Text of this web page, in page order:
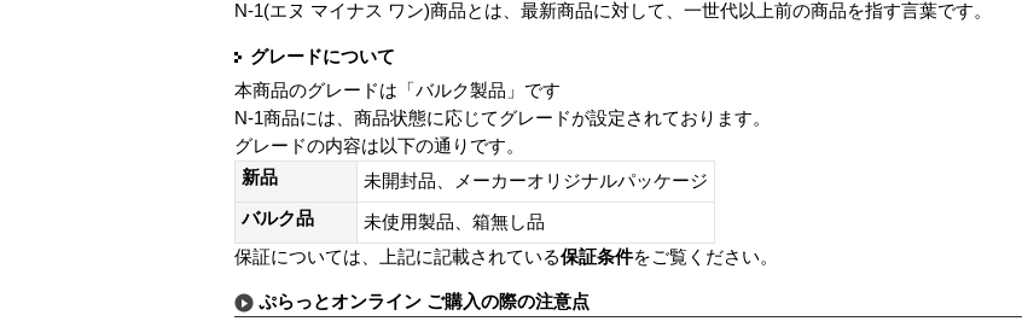
N-1(エヌ マイナス ワン)商品とは、最新商品に対して、一世代以上前の商品を指す言葉です。
グレードについて
本商品のグレードは「バルク製品」です
N-1商品には、商品状態に応じてグレードが設定されております。
グレードの内容は以下の通りです。
新品
未開封品、メーカーオリジナルパッケージ
バルク品
未使用製品、箱無し品
保証については、上記に記載されている保証条件をご覧ください。
ぷらっとオンライン ご購入の際の注意点